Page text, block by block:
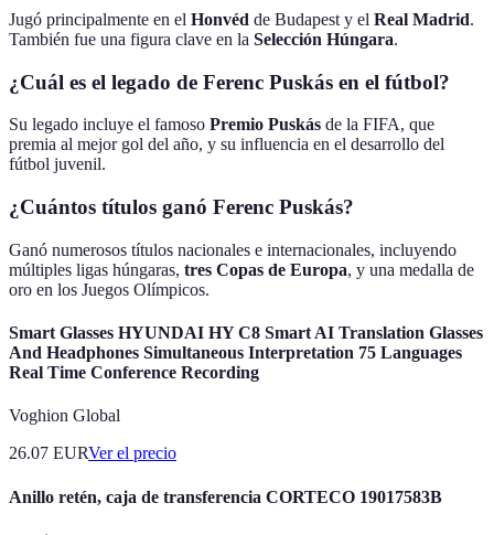
Jugó principalmente en el Honvéd de Budapest y el Real Madrid.
También fue una figura clave en la Selección Húngara.
¿Cuál es el legado de Ferenc Puskás en el fútbol?
Su legado incluye el famoso Premio Puskás de la FIFA, que
premia al mejor gol del año, y su influencia en el desarrollo del
fútbol juvenil.
¿Cuántos títulos ganó Ferenc Puskás?
Ganó numerosos títulos nacionales e internacionales, incluyendo
múltiples ligas húngaras, tres Copas de Europa, y una medalla de
oro en los Juegos Olímpicos.
Smart Glasses HYUNDAI HY C8 Smart AI Translation Glasses
And Headphones Simultaneous Interpretation 75 Languages
Real Time Conference Recording
Voghion Global
26.07 EURVer el precio
Anillo retén, caja de transferencia CORTECO 19017583B